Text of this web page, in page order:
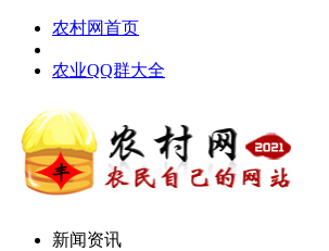
农村网首页
农业QQ群大全
新闻资讯